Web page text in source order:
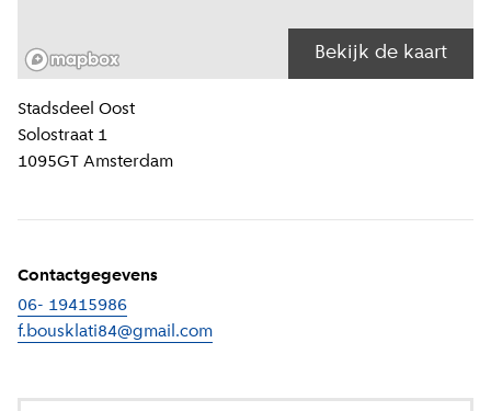
Bekijk de kaart
Locatiegegevens
Stadsdeel Oost
Solostraat 1
1095GT Amsterdam
Contactgegevens
06- 19415986
f.bousklati84@gmail.com